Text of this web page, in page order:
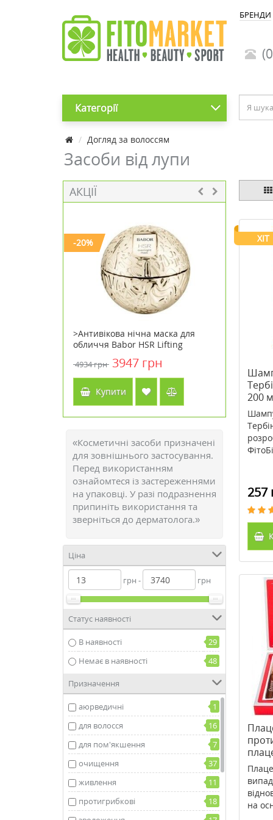
БРЕНДИ
Категорії
Догляд за волоссям
Засоби від лупи
АКЦІЇ
-20%
>Антивікова нічна маска для
обличчя Babor HSR Lifting
4934 грн 3947 грн
Купити
-30%
>Active
Кантрі
«Косметичні засоби призначені
для зовнішнього застосування.
Перед використанням
ознайомтеся із застереженнями
на упаковці. У разі подразнення
припиніть використання та
зверніться до дерматолога.»
Ціна
грн - грн
Статус наявності
В наявності
29
Немає в наявності
48
Призначення
аюрведичні
1
для волосся
16
для пом'якшення
7
очищення
37
живлення
11
протигрибкові
18
ХІТ
200
257
на